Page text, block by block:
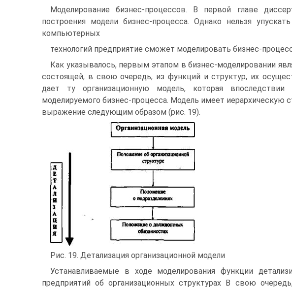
Моделирование бизнес-процессов. В первой главе
построения модели бизнес-процесса. Однако нельзя
компьютерных
технологий предприятие сможет моделировать бизнес-
Как указывалось, первым этапом в бизнес-моделировании
состоящей, в свою очередь, из функций и структур, их
дает ту организационную модель, которая
моделируемого бизнес-процесса. Модель имеет иерархическую
выражение следующим образом (рис. 19).
Рис. 19. Детализация организационной модели
Устанавливаемые в ходе моделирования функции
предприятий об организационных структурах В свою